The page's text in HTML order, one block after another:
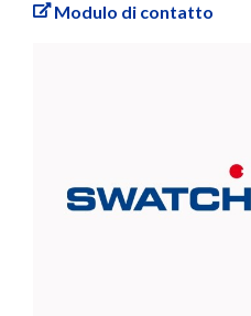
Modulo di contatto